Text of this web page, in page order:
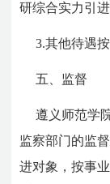
研综合实力引
3.其他待遇
五、监督
遵义师范学
监察部门的监
进对象，按事